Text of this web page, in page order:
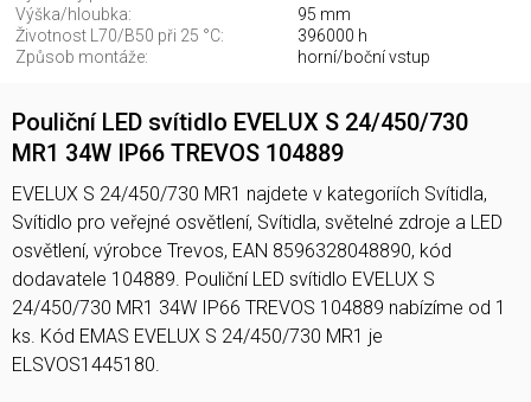
Výška/hloubka:
95 mm
Životnost L70/B50 při 25 °C:
396000 h
Způsob montáže:
horní/boční vstup
Pouliční LED svítidlo EVELUX S 24/450/730
MR1 34W IP66 TREVOS 104889
EVELUX S 24/450/730 MR1 najdete v kategoriích Svítidla,
Svítidlo pro veřejné osvětlení, Svítidla, světelné zdroje a LED
osvětlení, výrobce Trevos, EAN 8596328048890, kód
dodavatele 104889. Pouliční LED svítidlo EVELUX S
24/450/730 MR1 34W IP66 TREVOS 104889 nabízíme od 1
ks. Kód EMAS EVELUX S 24/450/730 MR1 je
ELSVOS1445180.